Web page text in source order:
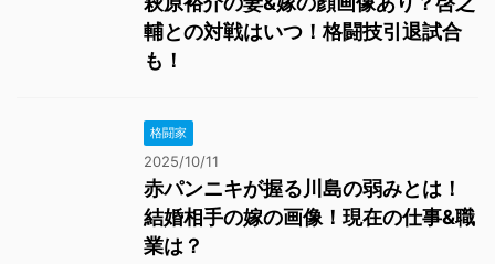
輔との対戦はいつ！格闘技引退試合
も！
格闘家
2025/10/11
赤パンニキが握る川島の弱みとは！
結婚相手の嫁の画像！現在の仕事&職
業は？